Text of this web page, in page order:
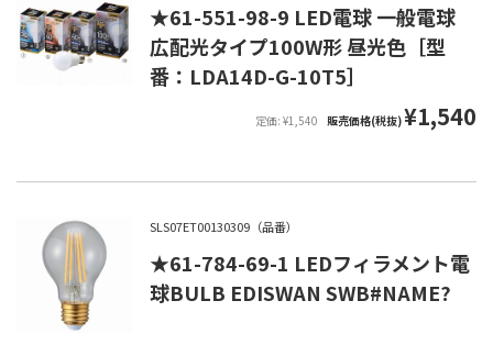
★61-551-98-9 LED電球 一般電球
広配光タイプ100W形 昼光色［型
番：LDA14D-G-10T5］
定価: ¥1,540 販売価格(税抜)¥1,540
SLS07ET00130309（品番）
★61-784-69-1 LEDフィラメント電
球BULB EDISWAN SWB#NAME?